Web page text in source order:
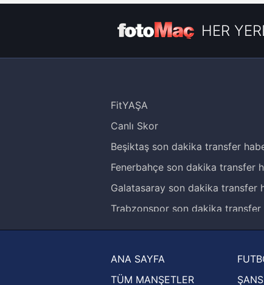
HER
FitYAŞA
Canlı Skor
Beşiktaş son dakika transfer
Fenerbahçe son dakika transfer
Galatasaray son dakika transfer
Trabzonspor son dakika transfer
Ziraat Türkiye Kupası haberleri
UEFA Şampiyonlar Ligi haberleri
ANA SAYFA
TÜM MANŞETLER